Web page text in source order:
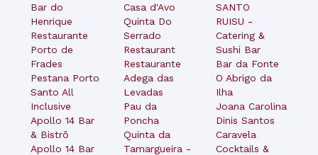
Bar do
Henrique
Restaurante
Porto de
Frades
Pestana Porto
Santo All
Inclusive
Apollo 14 Bar
& Bistrô
Apollo 14 Bar
Casa d'Avo
Quinta Do
Serrado
Restaurant
Restaurante
Adega das
Levadas
Pau da
Poncha
Quinta da
Tamargueira -
SANTO
RUISU -
Catering &
Sushi Bar
Bar da Fonte
O Abrigo da
Ilha
Joana Carolina
Dinis Santos
Caravela
Cocktails &